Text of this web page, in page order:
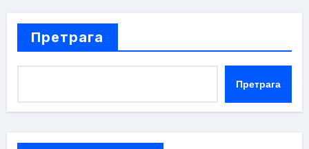
Претрага
Претрага